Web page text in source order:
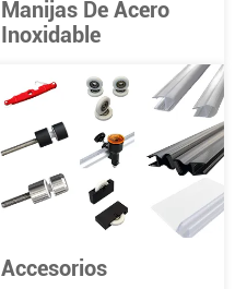
Manijas De Acero
Inoxidable
Accesorios